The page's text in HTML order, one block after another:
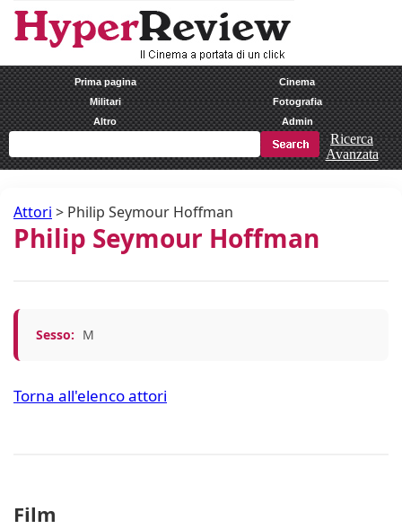
Prima pagina
Cinema
Militari
Fotografia
Altro
Admin
Ricerca
Avanzata
Attori > Philip Seymour Hoffman
Philip Seymour Hoffman
Sesso: M
Torna all'elenco attori
Film